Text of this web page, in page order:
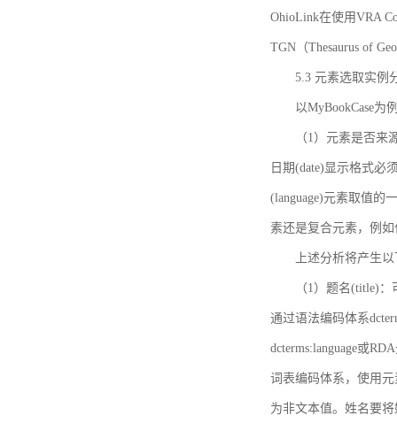
OhioLink在使用VRA
TGN（Thesaurus of
5.3 元素选取实例
以MyBookCase为
（1）元素是否
日期(date)显示格式必
(language)元素取值的
素还是复合元素，例
上述分析将产生
（1）题名(title)
通过语法编码体系
dcterms:language或
词表编码体系，使用元
为非文本值。姓名要